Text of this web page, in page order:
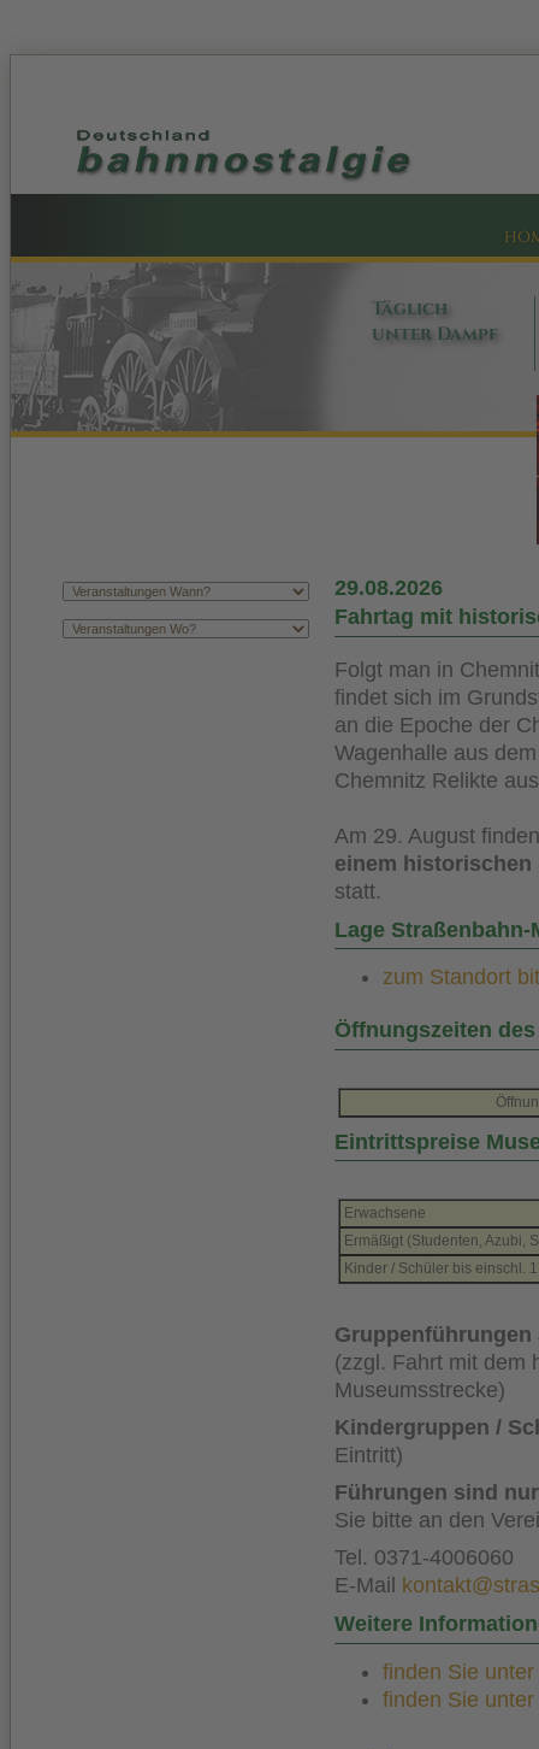
Täglich
unter Dampf
29.08.2026
Fahrtag mit
Folgt man in
findet sich im
an die Epoche der
Wagenhalle aus
Chemnitz Relikte
Am 29. August
einem historischen
statt.
Lage Straßenbahn-
zum Standort
Öffnungszeiten
Eintrittspreise
Erwachsene
Ermäßigt (Studenten, Azubi,
Kinder / Schüler bis einschl.
Gruppenführungen
(zzgl. Fahrt mit dem
Museumsstrecke)
Kindergruppen /
Eintritt)
Führungen sind
Sie bitte an den
Tel. 0371-4006060
E-Mail
Weitere
finden Sie
finden Sie